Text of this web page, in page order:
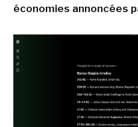
économies annoncées